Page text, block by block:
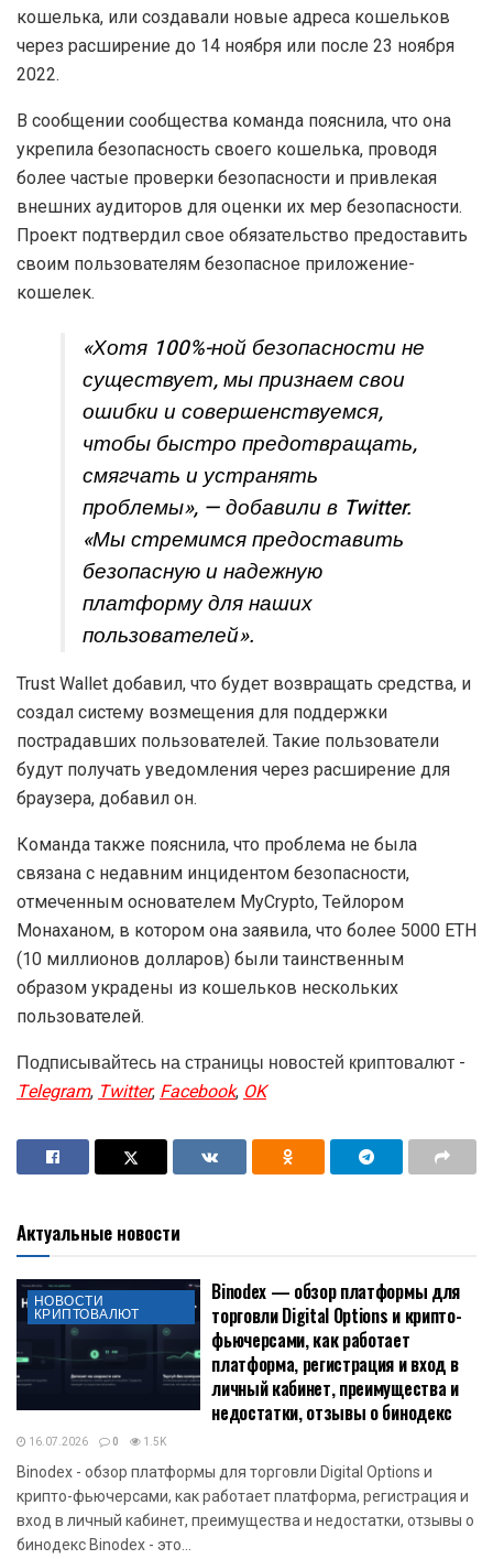
кошелька, или создавали новые адреса кошельков
через расширение до 14 ноября или после 23 ноября
2022.
В сообщении сообщества команда пояснила, что она
укрепила безопасность своего кошелька, проводя
более частые проверки безопасности и привлекая
внешних аудиторов для оценки их мер безопасности.
Проект подтвердил свое обязательство предоставить
своим пользователям безопасное приложение-
кошелек.
«Хотя 100%-ной безопасности не
существует, мы признаем свои
ошибки и совершенствуемся,
чтобы быстро предотвращать,
смягчать и устранять
проблемы», — добавили в Twitter.
«Мы стремимся предоставить
безопасную и надежную
платформу для наших
пользователей».
Trust Wallet добавил, что будет возвращать средства, и
создал систему возмещения для поддержки
пострадавших пользователей. Такие пользователи
будут получать уведомления через расширение для
браузера, добавил он.
Команда также пояснила, что проблема не была
связана с недавним инцидентом безопасности,
отмеченным основателем MyCrypto, Тейлором
Монаханом, в котором она заявила, что более 5000 ETH
(10 миллионов долларов) были таинственным
образом украдены из кошельков нескольких
пользователей.
Подписывайтесь на страницы новостей криптовалют -
Telegram,Twitter,Facebook,OK
Актуальные новости
НОВОСТИ
КРИПТОВАЛЮТ
Binodex — обзор платформы для
торговли Digital Options и крипто-
фьючерсами, как работает
платформа, регистрация и вход в
личный кабинет, преимущества и
недостатки, отзывы о бинодекс
16.07.2026 0 1.5K
Binodex - обзор платформы для торговли Digital Options и
крипто-фьючерсами, как работает платформа, регистрация и
вход в личный кабинет, преимущества и недостатки, отзывы о
бинодекс Binodex - это...